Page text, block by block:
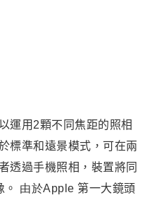
運用2顆不同焦距的照相
標準和遠景模式，可在兩
透過手機照相，裝置將同
由於Apple 第一大鏡頭